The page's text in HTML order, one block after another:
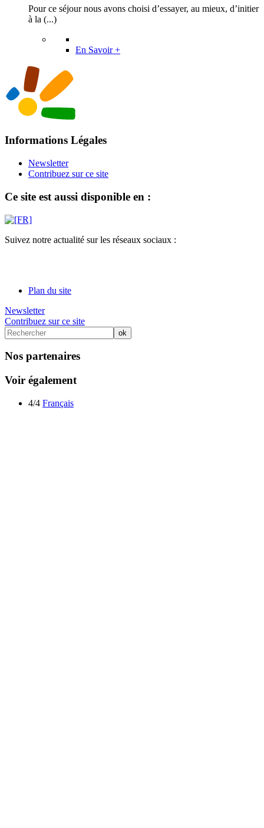
Pour ce séjour nous avons choisi d’essayer, au mieux, d’initier
à la (...)
En Savoir +
Informations Légales
Newsletter
Contribuez sur ce site
Ce site est aussi disponible en :
Suivez notre actualité sur les réseaux sociaux :
Plan du site
Newsletter
Contribuez sur ce site
Nos partenaires
Voir également
4/4 Français